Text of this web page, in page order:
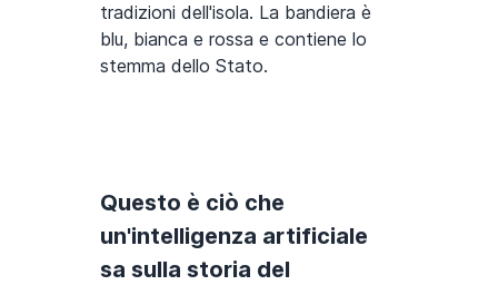
tradizioni dell'isola. La bandiera è
blu, bianca e rossa e contiene lo
stemma dello Stato.
Questo è ciò che
un'intelligenza artificiale
sa sulla storia del